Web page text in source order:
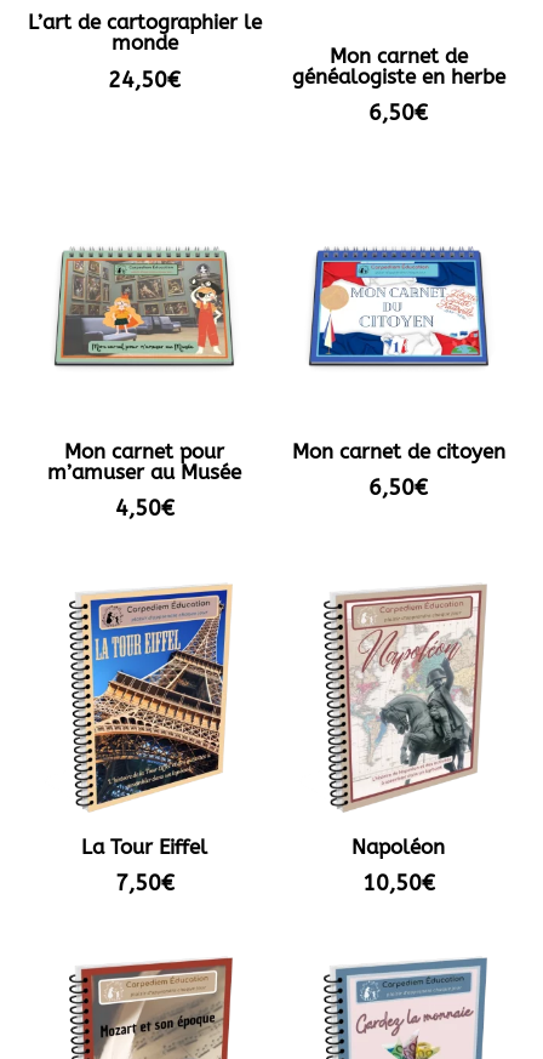
L’art de cartographier le
monde
24,50€
Mon carnet de
généalogiste en herbe
6,50€
Mon carnet pour
m’amuser au Musée
4,50€
Mon carnet de citoyen
6,50€
La Tour Eiffel
7,50€
Napoléon
10,50€